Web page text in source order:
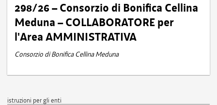
298/26 – Consorzio di Bonifica Cellina
Meduna – COLLABORATORE per
l'Area AMMINISTRATIVA
Consorzio di Bonifica Cellina Meduna
istruzioni per gli enti